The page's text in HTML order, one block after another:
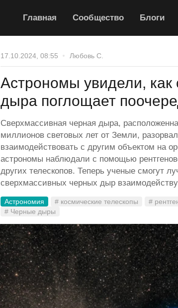
Главная Сообщество Блоги
17.10.2024, 08:55 Любовь С.
Астрономы увидели, как
дыра поглощает
Сверхмассивная черная дыра,
миллионов световых лет от Земли,
взаимодействовать с другим объектом на
астрономы наблюдали с помощью
других телескопов. Теперь ученые смогут
сверхмассивных черных дыр
Астрономия # космические телескопы #
# Черные дыры